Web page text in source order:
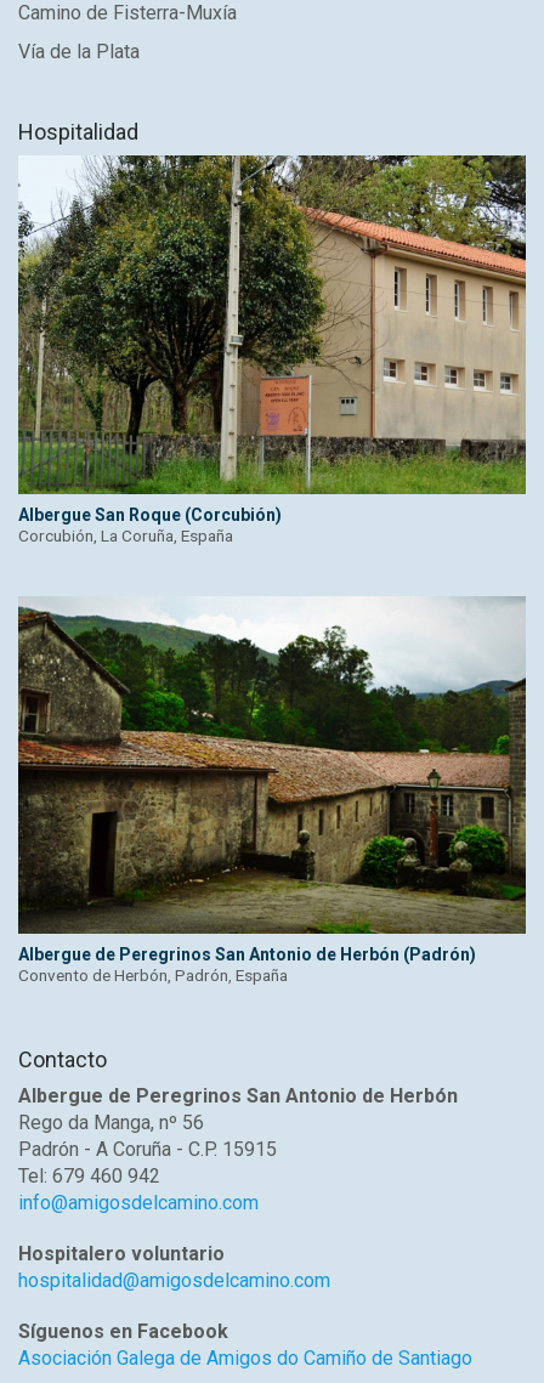
Camino de Fisterra-Muxía
Vía de la Plata
Hospitalidad
Albergue San Roque (Corcubión)
Corcubión, La Coruña, España
Albergue de Peregrinos San Antonio de Herbón (Padrón)
Convento de Herbón, Padrón, España
Contacto
Albergue de Peregrinos San Antonio de Herbón
Rego da Manga, nº 56
Padrón - A Coruña - C.P. 15915
Tel: 679 460 942
info@amigosdelcamino.com
Hospitalero voluntario
hospitalidad@amigosdelcamino.com
Síguenos en Facebook
Asociación Galega de Amigos do Camiño de Santiago